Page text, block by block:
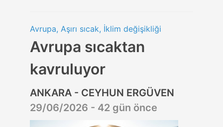
Avrupa, Aşırı sıcak, İklim değişikliği
Avrupa sıcaktan
kavruluyor
ANKARA - CEYHUN ERGÜVEN
29/06/2026 - 42 gün önce